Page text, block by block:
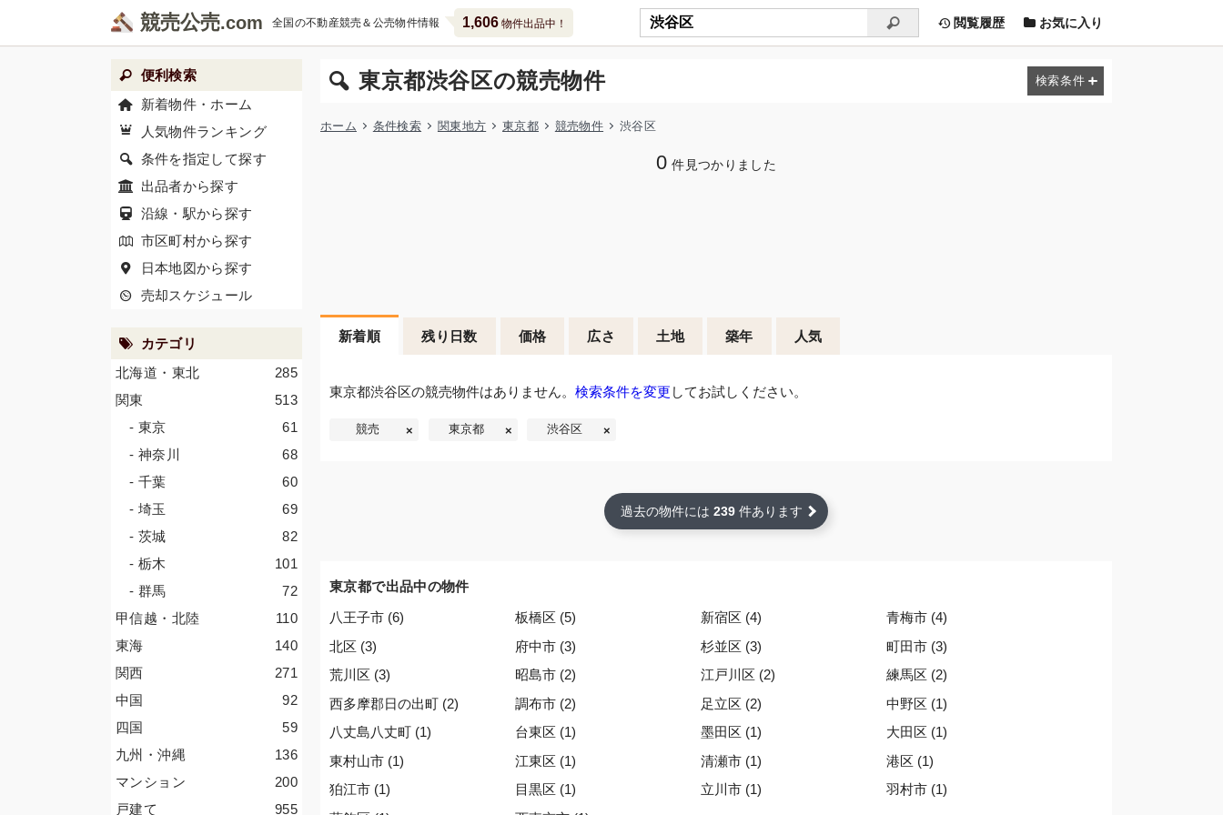
競売公売 全国の不動産競売＆公売物件情報 1,606物件出品中！ 閲覧履歴 お気に入り
東京都渋谷区の競売物件
ホーム 条件検索 関東地方 東京都 競売物件 渋谷区
0 件見つかりました
新着順 残り日数 価格 広さ 土地 築年 人気
東京都渋谷区の競売物件はありません。 検索条件を変更 してお試しください。
競売 東京都 渋谷区
過去の物件には 239 件あります
東京都で出品中の物件
八王子市 (6) 板橋区 (5) 新宿区 (4)
青梅市 (4)
北区 (3)
府中市 (3) 杉並区 (3)
町田市 (3)
荒川区 (3)
昭島市 (2) 江戸川区 (2)
練馬区 (2)
西多摩郡日の出町 (2)
調布市 (2) 足立区 (2)
中野区 (1)
八丈島八丈町 (1)
台東区 (1) 墨田区 (1)
大田区 (1)
東村山市 (1)
江東区 (1) 清瀬市 (1)
港区 (1)
狛江市 (1)
目黒区 (1) 立川市 (1)
羽村市 (1)
便利検索
新着物件・ホーム
人気物件ランキング
条件を指定して探す
出品者から探す
沿線・駅から探す
市区町村から探す
日本地図から探す
売却スケジュール
カテゴリ
285
北海道・東北
513
関東
61
- 東京
68
- 神奈川
60
- 千葉
69
- 埼玉
82
- 茨城
101
- 栃木
72
- 群馬
110
甲信越・北陸
140
東海
271
関西
92
中国
59
四国
136
九州・沖縄
200
マンション
955
戸建て